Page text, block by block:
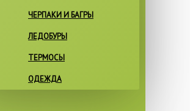
ЧЕРПАКИ И БАГРЫ
ЛЕДОБУРЫ
ТЕРМОСЫ
ОДЕЖДА